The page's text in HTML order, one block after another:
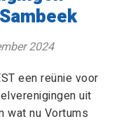
2024
een reünie voor
uit
wat nu Vortums